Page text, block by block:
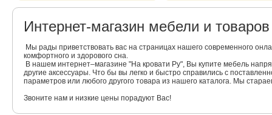
Интернет-магазин мебели и
Мы рады приветствовать вас на страницах нашего современного
комфортного и здорового сна.
В нашем интернет–магазине "На кровати Ру", Вы купите мебель
другие аксессуары. Что бы вы легко и быстро справились с
параметров или любого другого товара из нашего каталога. Мы
Звоните нам и низкие цены порадуют Вас!